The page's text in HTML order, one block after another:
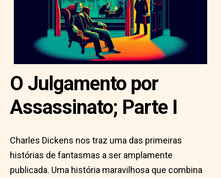
O Julgamento por
Assassinato; Parte I
Charles Dickens nos traz uma das primeiras
histórias de fantasmas a ser amplamente
publicada. Uma história maravilhosa que combina